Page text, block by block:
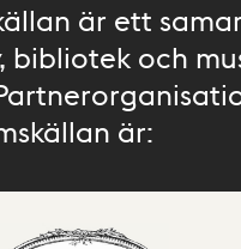
är ett
bibliotek och
är: